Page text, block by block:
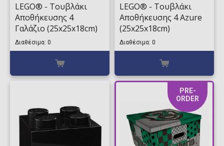
LEGO® - Τουβλάκι
Αποθήκευσης 4
Γαλάζιο (25x25x18cm)
Διαθέσιμα: 0
LEGO® - Τουβλάκι
Αποθήκευσης 4 Azure
(25x25x18cm)
Διαθέσιμα: 0
PRE-
ORDER